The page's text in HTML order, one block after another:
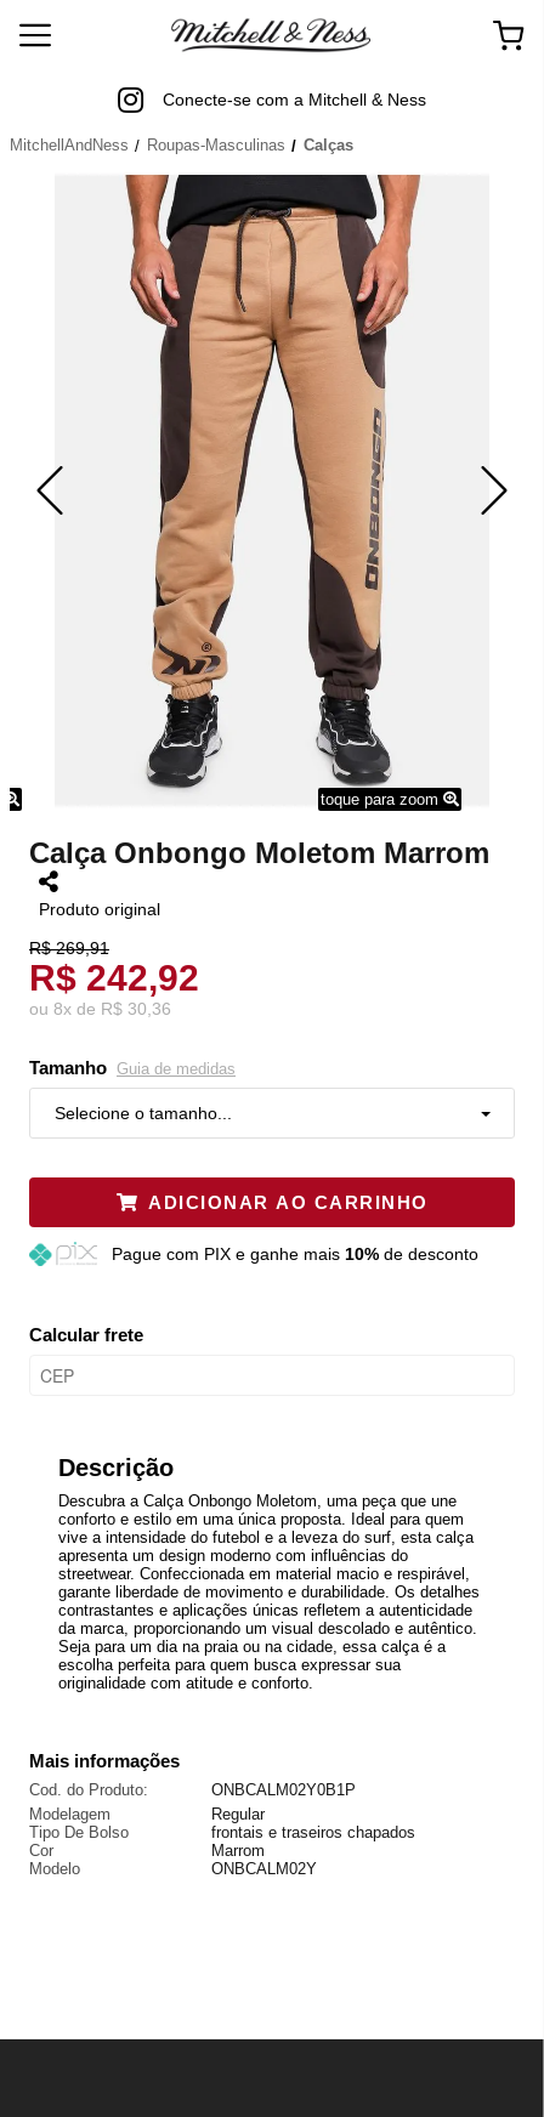
Conecte-se com a Mitchell & Ness
MitchellAndNess Roupas-Masculinas Calças
toque para zoom
Calça Onbongo Moletom Marrom
Produto original
R$ 269,91
R$ 242,92
ou 8x de R$ 30,36
Tamanho Guia de medidas
Selecione o tamanho...
ADICIONAR AO CARRINHO
Pague com PIX e ganhe mais 10%de desconto
Calcular frete
Descrição
Descubra a Calça Onbongo Moletom, uma peça que une
conforto e estilo em uma única proposta. Ideal para quem
vive a intensidade do futebol e a leveza do surf, esta calça
apresenta um design moderno com influências do
streetwear. Confeccionada em material macio e respirável,
garante liberdade de movimento e durabilidade. Os detalhes
contrastantes e aplicações únicas refletem a autenticidade
da marca, proporcionando um visual descolado e autêntico.
Seja para um dia na praia ou na cidade, essa calça é a
escolha perfeita para quem busca expressar sua
originalidade com atitude e conforto.
Mais informações
Cod. do Produto:
ONBCALM02Y0B1P
Modelagem
Regular
Tipo De Bolso
frontais e traseiros chapados
Cor
Marrom
Modelo
ONBCALM02Y